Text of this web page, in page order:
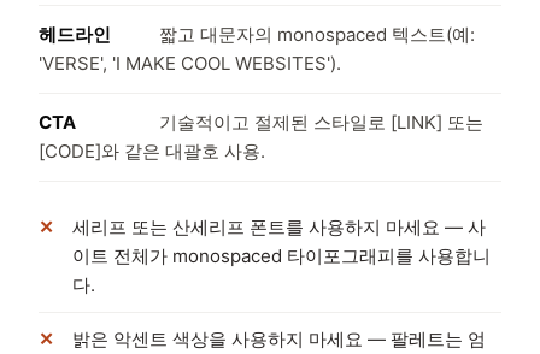
헤드라인
짧고 대문자의 monospaced 텍스트(예:
'VERSE', 'I MAKE COOL WEBSITES').
CTA
기술적이고 절제된 스타일로 [LINK] 또는
[CODE]와 같은 대괄호 사용.
세리프 또는 산세리프 폰트를 사용하지 마세요 — 사
이트 전체가 monospaced 타이포그래피를 사용합니
다.
밝은 악센트 색상을 사용하지 마세요 — 팔레트는 엄